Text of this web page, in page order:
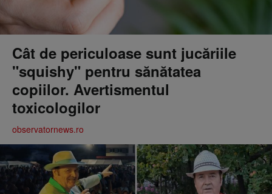
Cât de periculoase sunt jucăriile
"squishy" pentru sănătatea
copiilor. Avertismentul
toxicologilor
observatornews.ro